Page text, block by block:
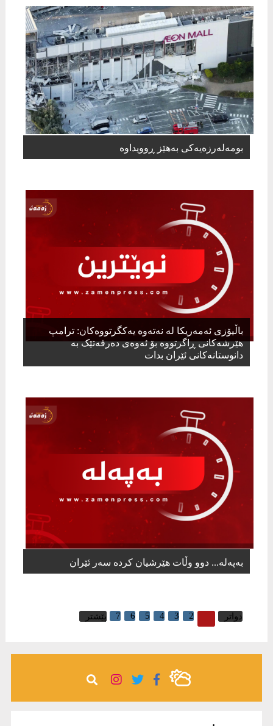
بومەلەرزەیەکی بەهێز ڕوویداوە
باڵیۆزی ئەمەریکا لە نەتەوە یەکگرتووەکان: ترامپ
هێرشەکانی ڕاگرتووە بۆ ئەوەی دەرفەتێک بە
دانوستانەکانی ئێران بدات
بەپەلە... دوو وڵات هێرشیان كردە سەر ئێران
دواتر 2
3
4
5
6
7 پێشتر